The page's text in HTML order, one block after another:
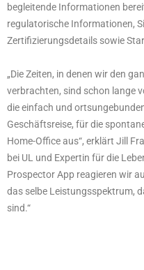
begleitende Informationen
regulatorische Informationen,
Zertifizierungsdetails sowie
„Die Zeiten, in denen wir den
verbrachten, sind schon lange
die einfach und
Geschäftsreise, für die
Home-Office aus“, erklärt Jill
bei UL und Expertin für die
Prospector App reagieren wir
das selbe Leistungsspektrum,
sind.“